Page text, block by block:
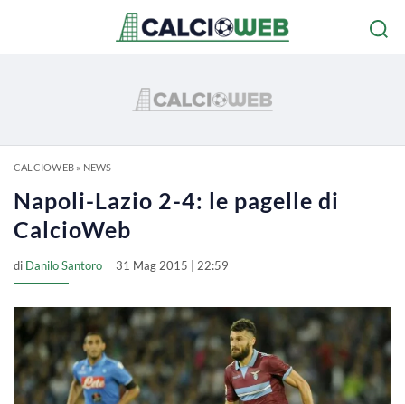
CALCIOWEB» NEWS
Napoli-Lazio 2-4: le pagelle di
CalcioWeb
di Danilo Santoro 31 Mag 2015 | 22:59